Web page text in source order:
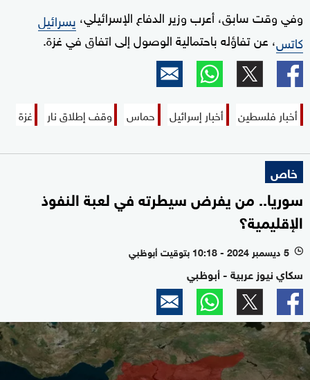
وفي وقت سابق، أعرب وزير الدفاع الإسرائيلي، يسرائيل
كاتس، عن تفاؤله باحتمالية الوصول إلى اتفاق في غزة.
أخبار فلسطين أخبار إسرائيل حماس وقف إطلاق نار غزة
خاص
سوريا.. من يفرض سيطرته في لعبة النفوذ
الإقليمية؟
l 5 ديسمبر 2024 - 10:18 بتوقيت أبوظبي
سكاي نيوز عربية - أبوظبي
0
seconds
of
0
seconds